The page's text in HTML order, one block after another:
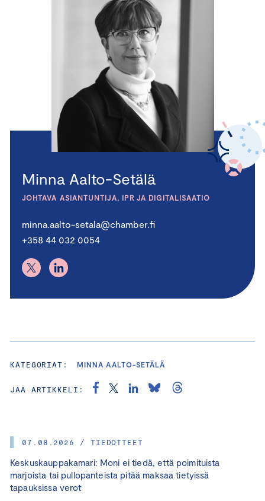
07.08.2026 / TIEDOTTEET
Keskuskauppakamari: Moni ei tiedä, että poimituista
marjoista tai pullopanteista pitää maksaa tietyissä
tapauksissa verot
Minna Aalto-Setälä
JOHTAVA ASIANTUNTIJA, IPR JA DIGITALISAATIO
minna.aalto-setala@chamber.fi
+358 44 032 0054
KATEGORIAT: MINNA AALTO-SETÄLÄ
JAA ARTIKKELI: